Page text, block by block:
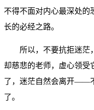
不得不面对内心最深处
长的必经之路。
所以，不要抗拒迷茫
却慈悲的老师，虚心领受
了，迷茫自然会离开——
了。